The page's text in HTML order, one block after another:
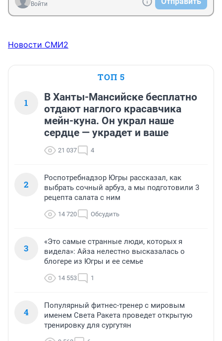
Войти
Новости СМИ2
ТОП 5
1
В Ханты-Мансийске бесплатно
отдают наглого красавчика
мейн-куна. Он украл наше
сердце — украдет и ваше
21 037 4
2
Роспотребнадзор Югры рассказал, как
выбрать сочный арбуз, а мы подготовили 3
рецепта салата с ним
14 720 Обсудить
3
«Это самые странные люди, которых я
видела»: Айза нелестно высказалась о
блогере из Югры и ее семье
14 553 1
4
Популярный фитнес-тренер с мировым
именем Света Ракета проведет открытую
тренировку для сургутян